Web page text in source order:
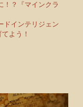
！？『マインクラ
ドインテリジェン
よう！